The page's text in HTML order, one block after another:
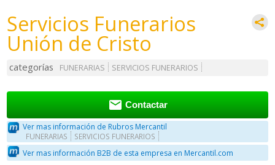
Servicios Funerarios
Unión de Cristo
categorías FUNERARIAS SERVICIOS FUNERARIOS
 Contactar
Ver mas información de Rubros Mercantil
FUNERARIAS SERVICIOS FUNERARIOS
Ver mas información B2B de esta empresa en Mercantil.com